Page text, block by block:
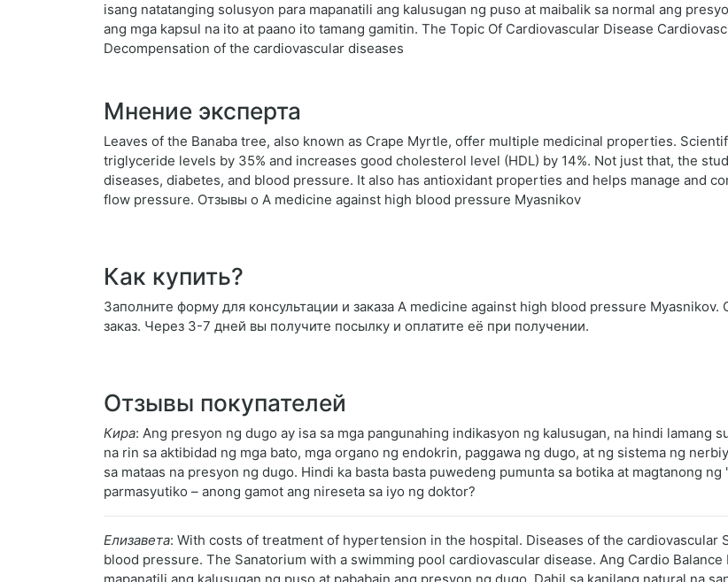
isang natatanging solusyon para mapanatili ang kalusugan ng puso at maibalik sa normal ang
ang mga kapsul na ito at paano ito tamang gamitin. The Topic Of Cardiovascular Disease
Decompensation of the cardiovascular diseases
Мнение эксперта
Leaves of the Banaba tree, also known as Crape Myrtle, offer multiple medicinal properties.
triglyceride levels by 35% and increases good cholesterol level (HDL) by 14%. Not just that, the
diseases, diabetes, and blood pressure. It also has antioxidant properties and helps manage and
flow pressure. Отзывы о A medicine against high blood pressure Myasnikov
Как купить?
Заполните форму для консультации и заказа A medicine against high blood pressure
заказ. Через 3-7 дней вы получите посылку и оплатите её при получении.
Отзывы покупателей
Кира: Ang presyon ng dugo ay isa sa mga pangunahing indikasyon ng kalusugan, na hindi lamang
na rin sa aktibidad ng mga bato, mga organo ng endokrin, paggawa ng dugo, at ng sistema ng
sa mataas na presyon ng dugo. Hindi ka basta basta puwedeng pumunta sa botika at magtanong
parmasyutiko – anong gamot ang nireseta sa iyo ng doktor?
Елизавета: With costs of treatment of hypertension in the hospital. Diseases of the
blood pressure. The Sanatorium with a swimming pool cardiovascular disease. Ang Cardio